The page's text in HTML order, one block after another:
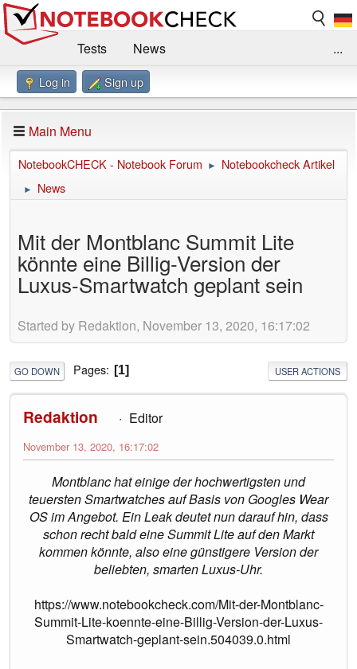
Tests
News
Benchmarks / Technik
Forum
Impressum
...
Log in Sign up
Main Menu
NotebookCHECK - Notebook Forum ► Notebookcheck Artikel
► News
Mit der Montblanc Summit Lite
könnte eine Billig-Version der
Luxus-Smartwatch geplant sein
Started by Redaktion, November 13, 2020, 16:17:02
GO DOWN Pages 1 USER ACTIONS
Redaktion Editor
November 13, 2020, 16:17:02
Montblanc hat einige der hochwertigsten und
teuersten Smartwatches auf Basis von Googles Wear
OS im Angebot. Ein Leak deutet nun darauf hin, dass
schon recht bald eine Summit Lite auf den Markt
kommen könnte, also eine günstigere Version der
beliebten, smarten Luxus-Uhr.
https://www.notebookcheck.com/Mit-der-Montblanc-
Summit-Lite-koennte-eine-Billig-Version-der-Luxus-
Smartwatch-geplant-sein.504039.0.html